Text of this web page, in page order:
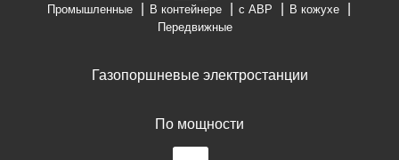
Промышленные В контейнере с АВР
В кожухе
Передвижные
Газопоршневые электростанции
По мощности